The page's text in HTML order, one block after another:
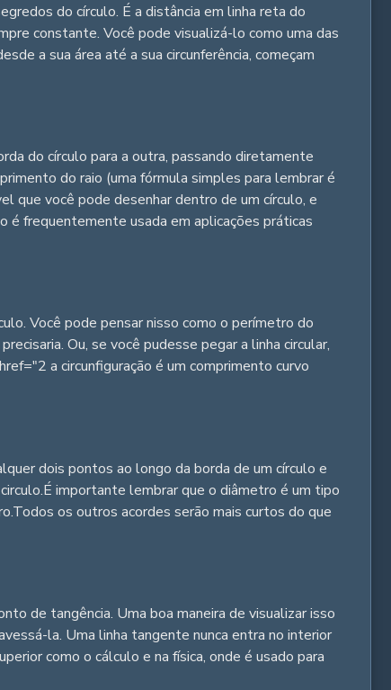
do círculo. É a distância em linha reta do
constante. Você pode visualizá-lo como uma das
a sua área até a sua circunferência, começam
do círculo para a outra, passando diretamente
do raio (uma fórmula simples para lembrar é
que você pode desenhar dentro de um círculo, e
é frequentemente usada em aplicações práticas
Você pode pensar nisso como o perímetro do
Ou, se você pudesse pegar a linha circular,
a circunfiguração é um comprimento curvo
dois pontos ao longo da borda de um círculo e
importante lembrar que o diâmetro é um tipo
os outros acordes serão mais curtos do que
de tangência. Uma boa maneira de visualizar isso
la. Uma linha tangente nunca entra no interior
como o cálculo e na física, onde é usado para